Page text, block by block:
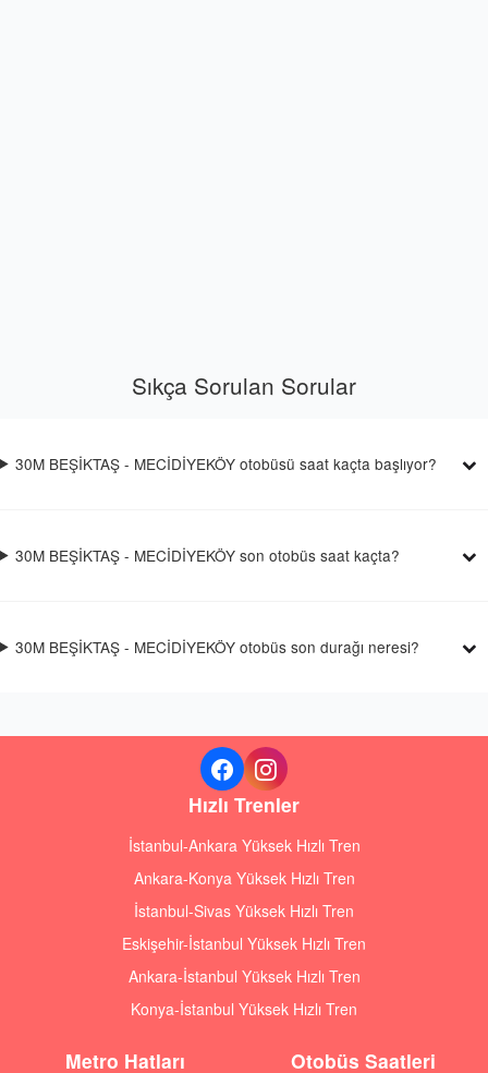
Sıkça Sorulan Sorular
30M BEŞİKTAŞ - MECİDİYEKÖY otobüsü saat kaçta başlıyor?
30M BEŞİKTAŞ - MECİDİYEKÖY son otobüs saat kaçta?
30M BEŞİKTAŞ - MECİDİYEKÖY otobüs son durağı neresi?
Hızlı Trenler
İstanbul-Ankara Yüksek Hızlı Tren
Ankara-Konya Yüksek Hızlı Tren
İstanbul-Sivas Yüksek Hızlı Tren
Eskişehir-İstanbul Yüksek Hızlı Tren
Ankara-İstanbul Yüksek Hızlı Tren
Konya-İstanbul Yüksek Hızlı Tren
Metro Hatları Otobüs Saatleri